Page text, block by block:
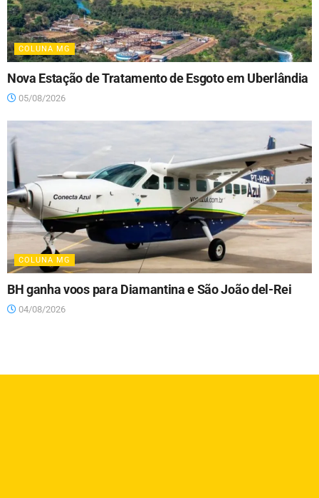
COLUNA MG
Nova Estação de Tratamento de Esgoto em Uberlândia
05/08/2026
COLUNA MG
BH ganha voos para Diamantina e São João del-Rei
04/08/2026